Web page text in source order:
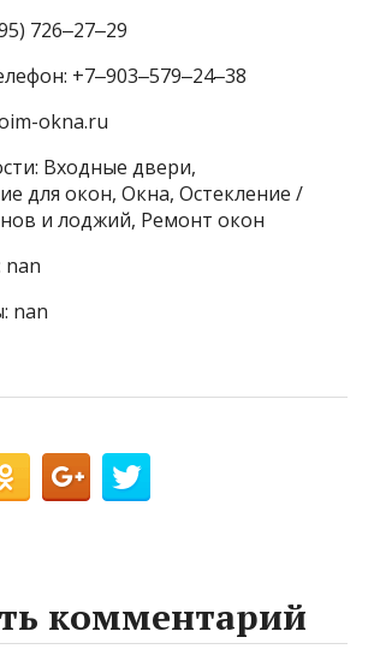
726‒27‒29
+7‒903‒579‒24‒38
okna.ru
Входные двери,
для окон, Окна, Остекление /
и лоджий, Ремонт окон
nan
nan
комментарий